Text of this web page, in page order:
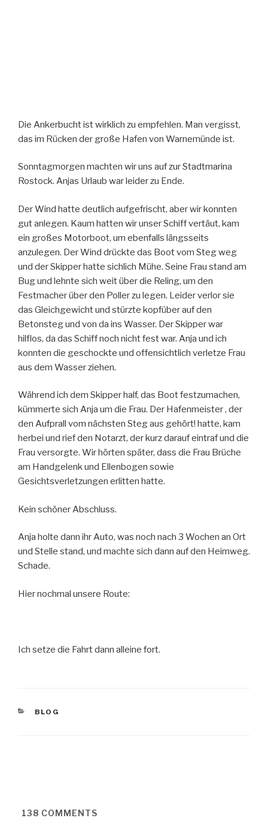
Die Ankerbucht ist wirklich zu empfehlen. Man vergisst,
das im Rücken der große Hafen von Warnemünde ist.
Sonntagmorgen machten wir uns auf zur Stadtmarina
Rostock. Anjas Urlaub war leider zu Ende.
Der Wind hatte deutlich aufgefrischt, aber wir konnten
gut anlegen. Kaum hatten wir unser Schiff vertäut, kam
ein großes Motorboot, um ebenfalls längsseits
anzulegen. Der Wind drückte das Boot vom Steg weg
und der Skipper hatte sichlich Mühe. Seine Frau stand am
Bug und lehnte sich weit über die Reling, um den
Festmacher über den Poller zu legen. Leider verlor sie
das Gleichgewicht und stürzte kopfüber auf den
Betonsteg und von da ins Wasser. Der Skipper war
hilflos, da das Schiff noch nicht fest war. Anja und ich
konnten die geschockte und offensichtlich verletze Frau
aus dem Wasser ziehen.
Während ich dem Skipper half, das Boot festzumachen,
kümmerte sich Anja um die Frau. Der Hafenmeister , der
den Aufprall vom nächsten Steg aus gehört! hatte, kam
herbei und rief den Notarzt, der kurz darauf eintraf und die
Frau versorgte. Wir hörten später, dass die Frau Brüche
am Handgelenk und Ellenbogen sowie
Gesichtsverletzungen erlitten hatte.
Kein schöner Abschluss.
Anja holte dann ihr Auto, was noch nach 3 Wochen an Ort
und Stelle stand, und machte sich dann auf den Heimweg.
Schade.
Hier nochmal unsere Route:
Ich setze die Fahrt dann alleine fort.
KATEGORIEN
BLOG
138 COMMENTS